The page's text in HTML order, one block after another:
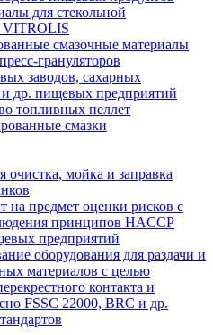
для стекольной
смазочные материалы
грануляторов
заводов, сахарных
др. пищевых предприятий
топливных пеллет
смазки
очистка, мойка и заправка
на предмет оценки рисков с
принципов HACCP
предприятий
оборудования для раздачи и
материалов с целью
контакта и
FSSC 22000, BRC и др.